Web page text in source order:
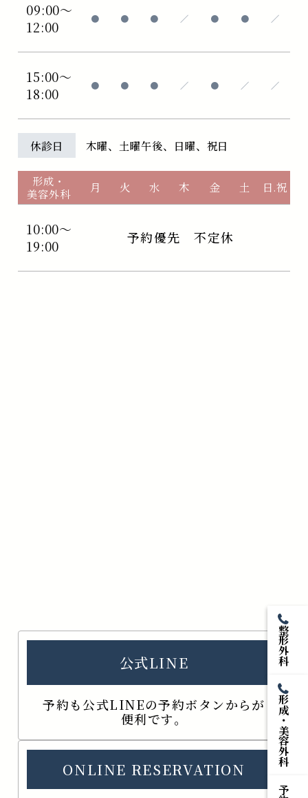
整形外科
形成・美容外科
休診日 木曜、土曜午後、日曜、祝日
09:00～
12:00
● ● ● ／ ● ● ／
15:00～
18:00
● ● ● ／ ● ／ ／
形成・
美容外科
月 火 水 木 金 土 日.祝
10:00～
19:00
予約優先 不定休
公式LINE
予約も公式LINEの予約ボタンからが
便利です。
ONLINE RESERVATION